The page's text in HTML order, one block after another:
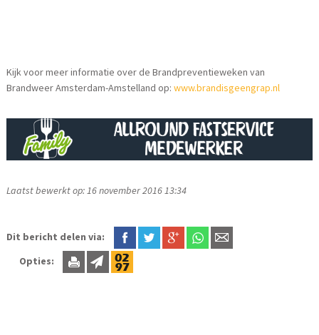
Kijk voor meer informatie over de Brandpreventieweken van
Brandweer Amsterdam-Amstelland op:www.brandisgeengrap.nl
Laatst bewerkt op: 16 november 2016 13:34
Dit bericht delen via:
Opties: